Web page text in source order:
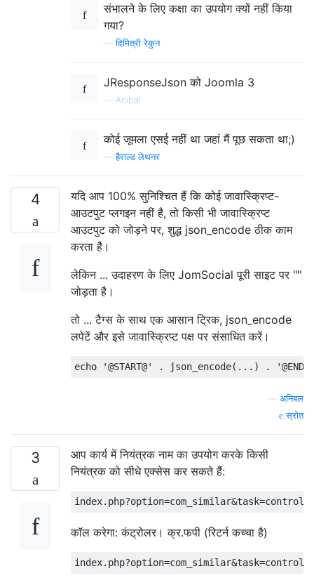
संभालने के लिए कक्षा का उपयोग क्यों नहीं किया
गया?
—दिमित्री रेकुन
JResponseJson को Joomla 3
— Anibal
कोई जूमला एसई नहीं था जहां मैं पूछ सकता था;)
—हैराल्ड लेथनर
4
यदि आप 100% सुनिश्चित हैं कि कोई जावास्क्रिप्ट-
आउटपुट प्लगइन नहीं है, तो किसी भी जावास्क्रिप्ट
आउटपुट को जोड़ने पर, शुद्ध json_encode ठीक काम
करता है।
लेकिन ... उदाहरण के लिए JomSocial पूरी साइट पर ""
जोड़ता है।
तो ... टैग्स के साथ एक आसान ट्रिक, json_encode
लपेटें और इसे जावास्क्रिप्ट पक्ष पर संसाधित करें।
अनिबल
स्रोत
3
आप कार्य में नियंत्रक नाम का उपयोग करके किसी
नियंत्रक को सीधे एक्सेस कर सकते हैं:
कॉल करेगा: कंट्रोलर। क्र.फपी (रिटर्न कच्चा है)